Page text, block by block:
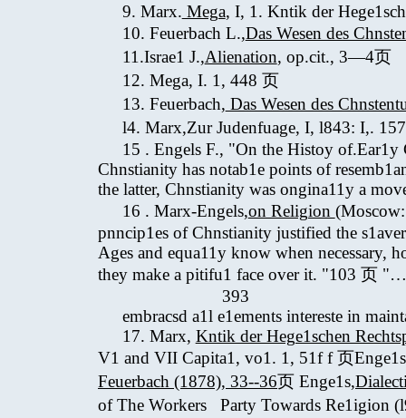
9. Marx. Mega, I, 1. Kntik der
10. Feuerbach L.,Das Wesen des
11.Israe1 J.,Alienation, op.cit., 3—4页
12. Mega, I. 1, 448 页
13. Feuerbach, Das Wesen des
l4. Marx,Zur Judenfuage, I, l843: I,.
15 . Engels F., "On the Histoy
Chnstianity has notab1e points of
the latter, Chnstianity was ongina11y a
16 . Marx-Engels,on Religion
pnncip1es of Chnstianity justified the
Ages and equa11y know when necessary,
they make a pitifu1 face over it. "103 页
393
embracsd a1l e1ements intereste in
17. Marx, Kntik der Hege1schen
V1 and VII Capita1, vo1. 1, 51f f 页
Feuerbach (1878), 33--36页 Enge1s,
of The Workers Party Towards Re1igion